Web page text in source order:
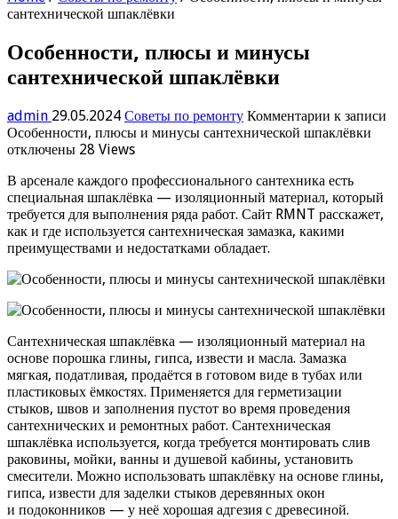
сантехнической шпаклёвки
Особенности, плюсы и минусы
сантехнической шпаклёвки
admin 29.05.2024 Советы по ремонту Комментарии к записи
Особенности, плюсы и минусы сантехнической шпаклёвки
отключены 28 Views
В арсенале каждого профессионального сантехника есть
специальная шпаклёвка — изоляционный материал, который
требуется для выполнения ряда работ. Сайт RMNT расскажет,
как и где используется сантехническая замазка, какими
преимуществами и недостатками обладает.
Сантехническая шпаклёвка — изоляционный материал на
основе порошка глины, гипса, извести и масла. Замазка
мягкая, податливая, продаётся в готовом виде в тубах или
пластиковых ёмкостях. Применяется для герметизации
стыков, швов и заполнения пустот во время проведения
сантехнических и ремонтных работ. Сантехническая
шпаклёвка используется, когда требуется монтировать слив
раковины, мойки, ванны и душевой кабины, установить
смесители. Можно использовать шпаклёвку на основе глины,
гипса, извести для заделки стыков деревянных окон
и подоконников — у неё хорошая адгезия с древесиной.